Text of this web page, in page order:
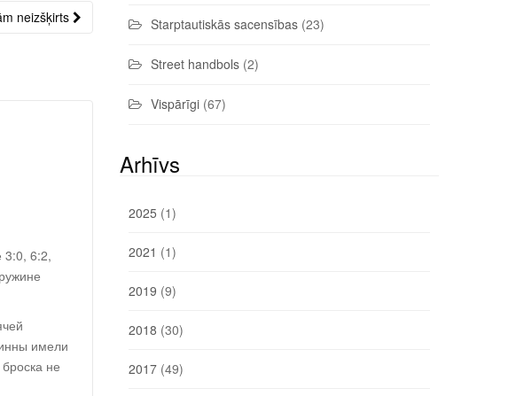
neizšķirts
3:0, 6:2,
имели
не
Starptautiskās sacensības (23)
Street handbols (2)
Vispārīgi (67)
Arhīvs
2025 (1)
2021 (1)
2019 (9)
2018 (30)
2017 (49)